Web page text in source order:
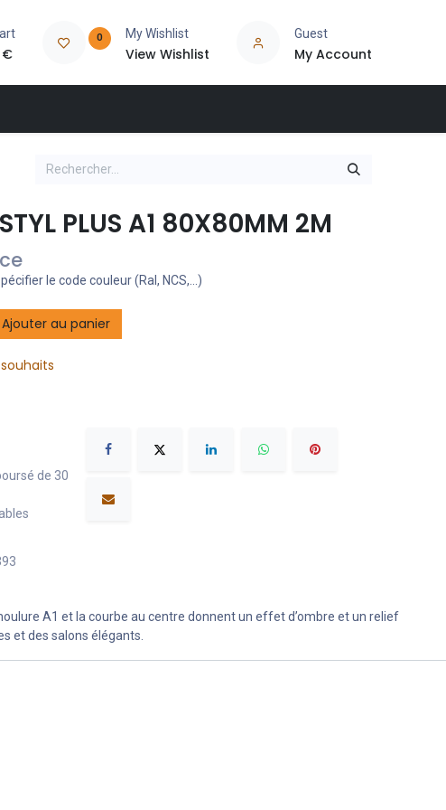
€
0 My Wishlist
View Wishlist
Guest
My Account
PLUS A1 80X80MM 2M
le code couleur (Ral, NCS,...)
Ajouter au panier
de 30
A1 et la courbe au centre donnent un effet d’ombre et un relief
et des salons élégants.